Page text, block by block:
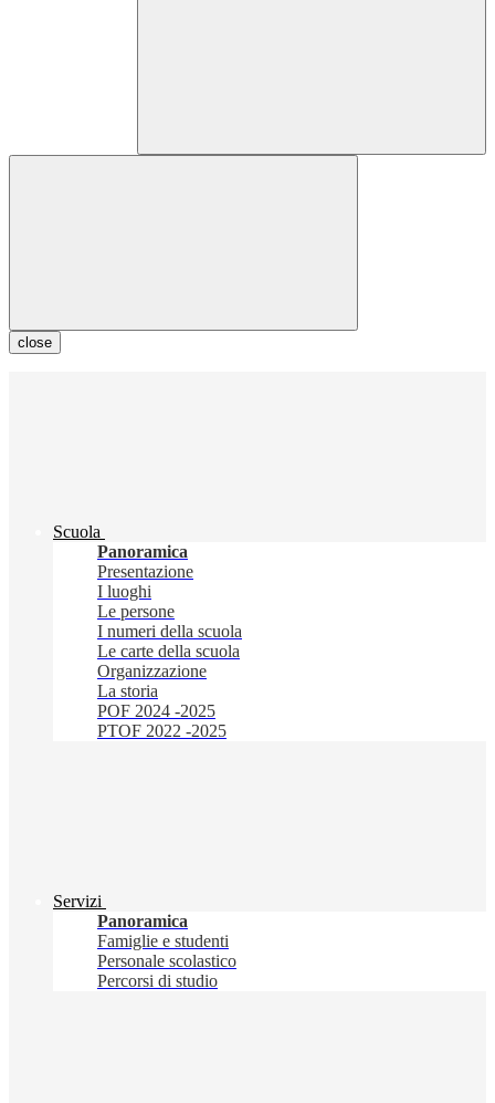
close
Scuola
Panoramica
Presentazione
I luoghi
Le persone
I numeri della scuola
Le carte della scuola
Organizzazione
La storia
POF 2024 -2025
PTOF 2022 -2025
Servizi
Panoramica
Famiglie e studenti
Personale scolastico
Percorsi di studio